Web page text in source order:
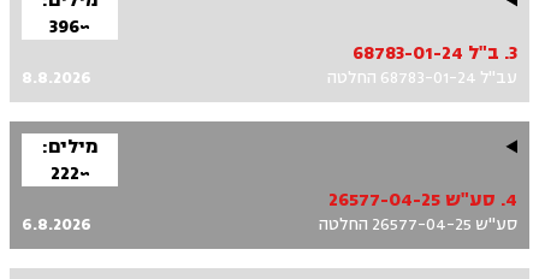
~396
3. ב"ל 68783-01-24
עב"ל 68783-01-24 החלטה 8.8.2026
מילים:
~222
4. סע"ש 26577-04-25
סע"ש 26577-04-25 החלטה 6.8.2026